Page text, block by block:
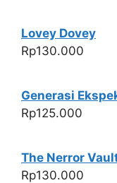
Lovey Dovey
Rp130.000
Generasi
Rp125.000
The Nerror
Rp130.000